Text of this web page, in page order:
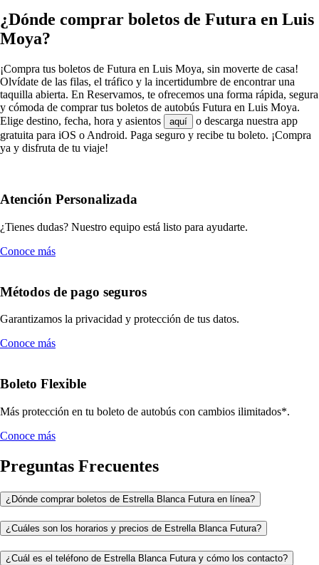
¿Dónde comprar boletos de Futura en Luis
Moya?
¡Compra tus boletos de Futura en Luis Moya, sin moverte de casa!
Olvídate de las filas, el tráfico y la incertidumbre de encontrar una
taquilla abierta. En Reservamos, te ofrecemos una forma rápida, segura
y cómoda de comprar tus boletos de autobús Futura en Luis Moya.
Elige destino, fecha, hora y asientos
aquí
o descarga nuestra app
gratuita para iOS o Android. Paga seguro y recibe tu boleto. ¡Compra
ya y disfruta de tu viaje!
Atención Personalizada
¿Tienes dudas? Nuestro equipo está listo para ayudarte.
Conoce más
Métodos de pago seguros
Garantizamos la privacidad y protección de tus datos.
Conoce más
Boleto Flexible
Más protección en tu boleto de autobús con cambios ilimitados*.
Conoce más
Preguntas Frecuentes
¿Dónde comprar boletos de Estrella Blanca Futura en línea?
¿Cuáles son los horarios y precios de Estrella Blanca Futura?
¿Cuál es el teléfono de Estrella Blanca Futura y cómo los contacto?